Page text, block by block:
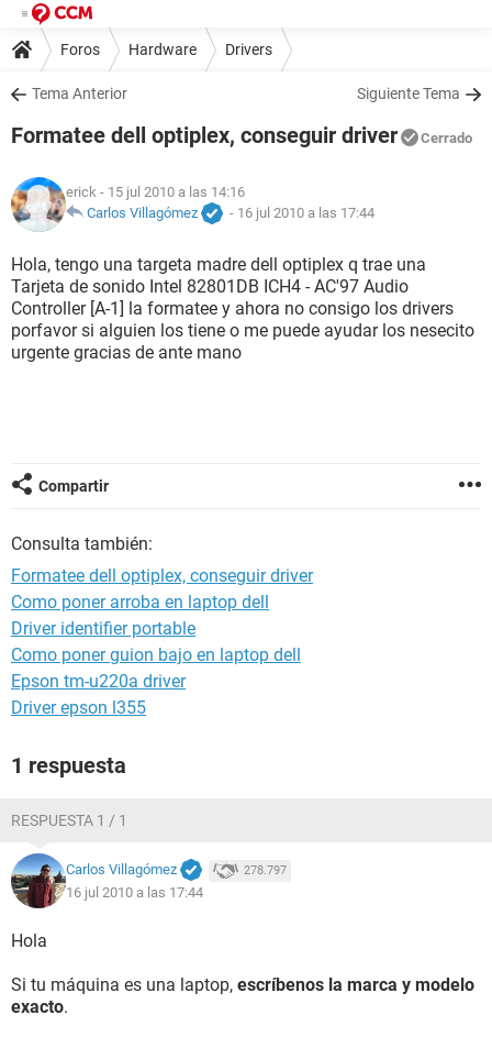
Foros Hardware Drivers
Tema Anterior Siguiente Tema
Formatee dell optiplex, conseguir driver Cerrado
erick - 15 jul 2010 a las 14:16
Carlos Villagómez
- 16 jul 2010 a las 17:44
Hola, tengo una targeta madre dell optiplex q trae una
Tarjeta de sonido Intel 82801DB ICH4 - AC'97 Audio
Controller [A-1] la formatee y ahora no consigo los drivers
porfavor si alguien los tiene o me puede ayudar los nesecito
urgente gracias de ante mano
Compartir
Consulta también:
Formatee dell optiplex, conseguir driver
Como poner arroba en laptop dell
Driver identifier portable
Como poner guion bajo en laptop dell
Epson tm-u220a driver
Driver epson l355
1 respuesta
RESPUESTA 1 / 1
Carlos Villagómez 278.797
16 jul 2010 a las 17:44
Hola
Si tu máquina es una laptop, escríbenos la marca y modelo
exacto.